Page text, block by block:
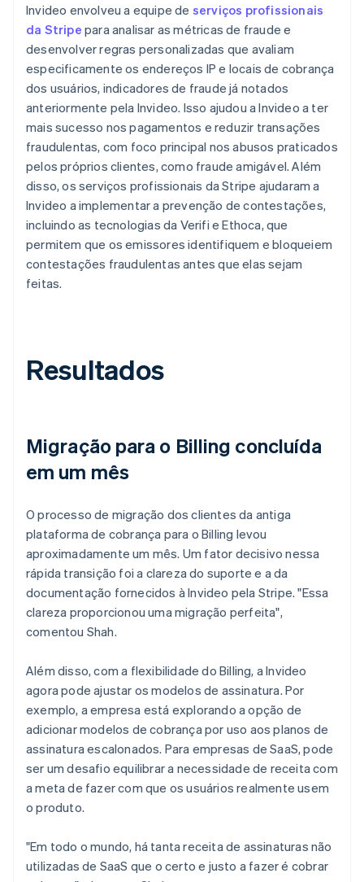
Invideo envolveu a equipe de serviços profissionais
da Stripe para analisar as métricas de fraude e
desenvolver regras personalizadas que avaliam
especificamente os endereços IP e locais de cobrança
dos usuários, indicadores de fraude já notados
anteriormente pela Invideo. Isso ajudou a Invideo a ter
mais sucesso nos pagamentos e reduzir transações
fraudulentas, com foco principal nos abusos praticados
pelos próprios clientes, como fraude amigável. Além
disso, os serviços profissionais da Stripe ajudaram a
Invideo a implementar a prevenção de contestações,
incluindo as tecnologias da Verifi e Ethoca, que
permitem que os emissores identifiquem e bloqueiem
contestações fraudulentas antes que elas sejam
feitas.
Resultados
Migração para o Billing concluída
em um mês
O processo de migração dos clientes da antiga
plataforma de cobrança para o Billing levou
aproximadamente um mês. Um fator decisivo nessa
rápida transição foi a clareza do suporte e a da
documentação fornecidos à Invideo pela Stripe. "Essa
clareza proporcionou uma migração perfeita",
comentou Shah.
Além disso, com a flexibilidade do Billing, a Invideo
agora pode ajustar os modelos de assinatura. Por
exemplo, a empresa está explorando a opção de
adicionar modelos de cobrança por uso aos planos de
assinatura escalonados. Para empresas de SaaS, pode
ser um desafio equilibrar a necessidade de receita com
a meta de fazer com que os usuários realmente usem
o produto.
"Em todo o mundo, há tanta receita de assinaturas não
utilizadas de SaaS que o certo e justo a fazer é cobrar